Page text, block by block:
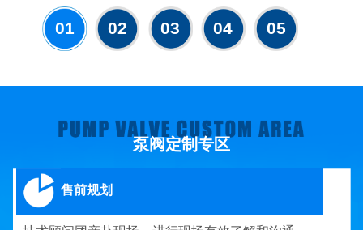
01 02 03 04 05
泵阀定制专区
售前规划